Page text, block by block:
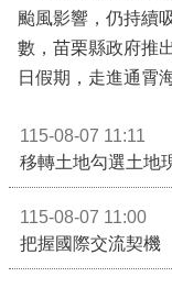
颱風影響，仍持續
數，苗栗縣政府推
115-08-07 11:11
115-08-07 11:00